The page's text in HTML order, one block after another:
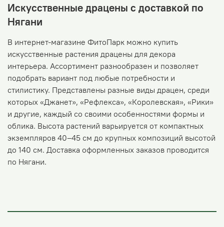
Искусственные драцены с доставкой по
Нягани
В интернет-магазине ФитоПарк можно купить
искусственные растения драцены для декора
интерьера. Ассортимент разнообразен и позволяет
подобрать вариант под любые потребности и
стилистику. Представлены разные виды драцен, среди
которых «Джанет», «Рефлекса», «Королевская», «Рики»
и другие, каждый со своими особенностями формы и
облика. Высота растений варьируется от компактных
экземпляров 40–45 см до крупных композиций высотой
до 140 см. Доставка оформленных заказов проводится
по Нягани.